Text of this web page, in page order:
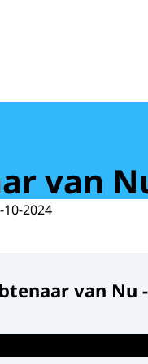
van
10-2024
van Nu